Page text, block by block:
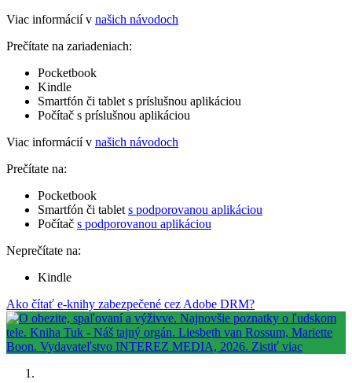
Viac informácií v našich návodoch
Prečítate na zariadeniach:
Pocketbook
Kindle
Smartfón či tablet s príslušnou aplikáciou
Počítač s príslušnou aplikáciou
Viac informácií v našich návodoch
Prečítate na:
Pocketbook
Smartfón či tablet s podporovanou aplikáciou
Počítač s podporovanou aplikáciou
Neprečítate na:
Kindle
Ako čítať e-knihy zabezpečené cez Adobe DRM?